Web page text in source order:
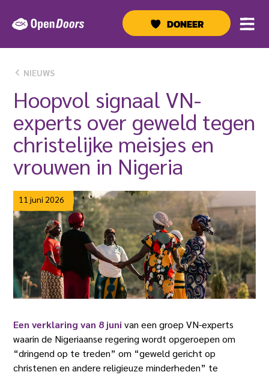
naar
inhoud
DONEER
NIEUWS
Hoopvol signaal VN-
experts over geweld tegen
christelijke meisjes en
vrouwen in Nigeria
11 juni 2026
Een verklaring van 8 juni van een groep VN-experts
waarin de Nigeriaanse regering wordt opgeroepen om
“dringend op te treden” om “geweld gericht op
christenen en andere religieuze minderheden” te